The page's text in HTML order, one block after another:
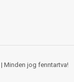
| Minden jog fenntartva!